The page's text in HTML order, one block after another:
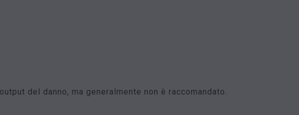
del danno, ma generalmente non è raccomandato.